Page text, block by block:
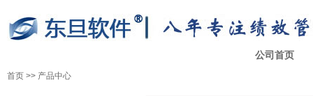
公司首页
首页 >> 产品中心